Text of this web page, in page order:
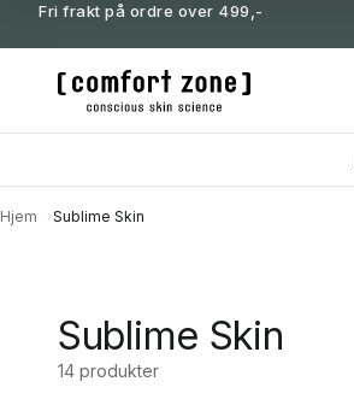
Fri frakt på ordre over 499,-
Hjem Sublime Skin
Sublime Skin
14 produkter